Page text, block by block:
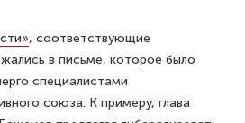
, соответствующие
в письме, которое было
специалистами
союза. К примеру, глава